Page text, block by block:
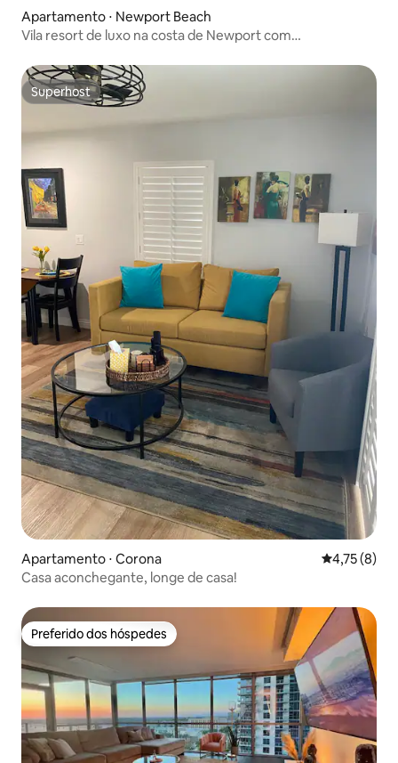
Apartamento ⋅ Newport Beach
Vila resort de luxo na costa de Newport com
Superhost
Superhost
Apartamento ⋅ Corona 4,75 de
4,75 (8)
Casa aconchegante, longe de casa!
Preferido dos hóspedes
Preferido dos hóspedes